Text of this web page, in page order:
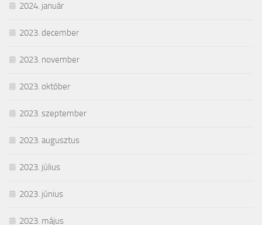
2024. január
2023. december
2023. november
2023. október
2023. szeptember
2023. augusztus
2023. július
2023. június
2023. május